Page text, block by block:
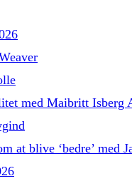
med Maibritt Isberg
at blive ‘bedre’ med